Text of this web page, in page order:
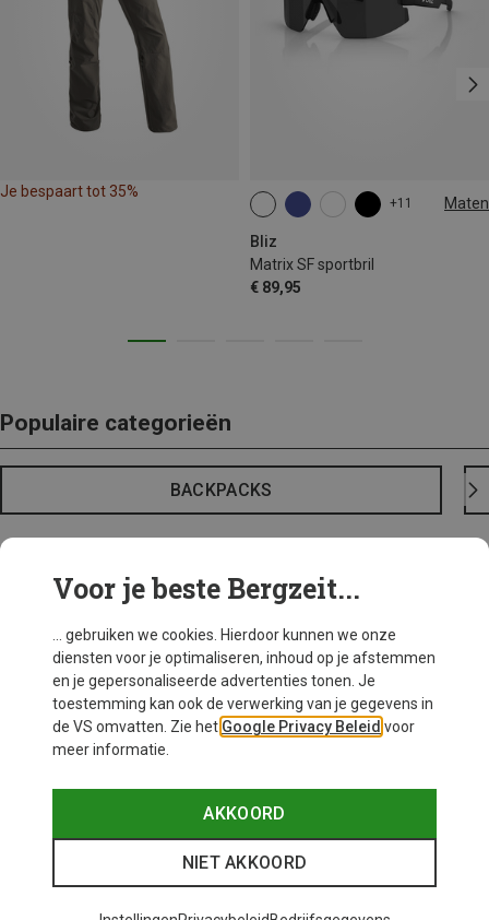
Je bespaart tot 35%
+11 Maten
Bliz
Matrix SF sportbril
€ 89,95
ONE SIZE
Populaire categorieën
BACKPACKS
Voor je beste Bergzeit...
... gebruiken we cookies. Hierdoor kunnen we onze
diensten voor je optimaliseren, inhoud op je afstemmen
en je gepersonaliseerde advertenties tonen. Je
toestemming kan ook de verwerking van je gegevens in
de VS omvatten. Zie het Google Privacy Beleid voor
meer informatie.
AKKOORD
NIET AKKOORD